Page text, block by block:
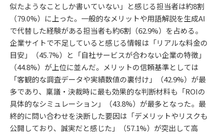
似たようなことしか書いていない」と感じる担当者は約8割
（79.0%）に上った。一般的なメリットや用語解説を生成AI
で代替した経験がある担当者も約6割（62.9%）を占める。
企業サイトで不足していると感じる情報は「リアルな料金の
目安」（45.7%）と「自社サービスが合わない企業の特徴」
（44.8%）が上位に並んだ。メリットの信頼基準としては
「客観的な調査データや実績数値の裏付け」（42.9%）が最
多であり、稟議・決裁時に最も効果的な判断材料も「ROIの
具体的なシミュレーション」（43.8%）が最多となった。最
終的に問い合わせを決断した要因は「デメリットやリスクも
公開しており、誠実だと感じた」（57.1%）が突出して高